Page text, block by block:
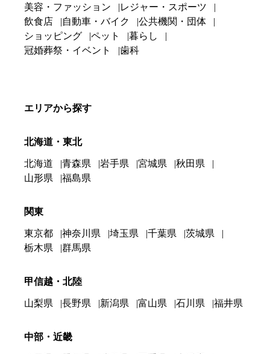
美容・ファッション
レジャー・スポーツ
飲食店
自動車・バイク
公共機関・団体
ショッピング
ペット
暮らし
冠婚葬祭・イベント
歯科
エリアから探す
北海道・東北
北海道 青森県 岩手県 宮城県
秋田県
山形県
福島県
関東
東京都 神奈川県 埼玉県 千葉県
茨城県
栃木県
群馬県
甲信越・北陸
山梨県 長野県 新潟県 富山県 石川県 福井県
中部・近畿